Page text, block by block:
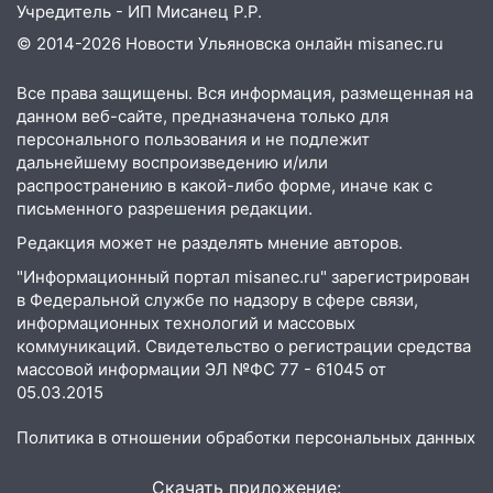
Фруктовой
Трудовой горело здание
13:00 Водитель без прав врезался в
припаркованный автомобиль
12:37 Переезжал «зебру» на
велосипеде и попал под колеса
12:18
Вспыхнул изнутри: в
Железнодорожном районе горела дача
11:33 В Засвияжье под колёса авто
попал мужчина
11:17 В Радищевском районе сгорели
11:00 В Канадее горел жилой дом
Учредитель - ИП Мисанец Р.Р.
© 2014-2026 Новости Ульяновска онлайн misanec.ru
Все права защищены. Вся информация, размещенная на
данном веб-сайте, предназначена только для
персонального пользования и не подлежит
дальнейшему воспроизведению и/или
распространению в какой-либо форме, иначе как с
письменного разрешения редакции.
Редакция может не разделять мнение авторов.
"Информационный портал misanec.ru" зарегистрирован
в Федеральной службе по надзору в сфере связи,
информационных технологий и массовых
коммуникаций. Свидетельство о регистрации средства
массовой информации ЭЛ №ФС 77 - 61045 от
05.03.2015
Политика в отношении обработки персональных данных
Скачать приложение: